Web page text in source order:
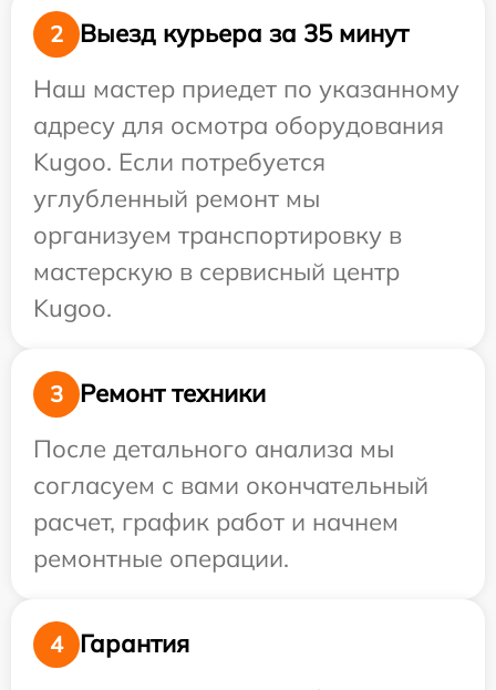
2
Выезд курьера за 35 минут
Наш мастер приедет по указанному
адресу для осмотра оборудования
Kugoo. Если потребуется
углубленный ремонт мы
организуем транспортировку в
мастерскую в сервисный центр
Kugoo.
3
Ремонт техники
После детального анализа мы
согласуем с вами окончательный
расчет, график работ и начнем
ремонтные операции.
4
Гарантия